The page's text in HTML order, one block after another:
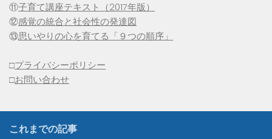
⑪子育て講座テキスト（2017年版）
⑫感覚の統合と社会性の発達図
⑬思いやりの心を育てる「９つの順序」
□プライバシーポリシー
□お問い合わせ
これまでの記事